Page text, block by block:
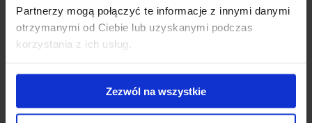
Partnerzy mogą połączyć te informacje z innymi danymi
otrzymanymi od Ciebie lub uzyskanymi podczas
korzystania z ich usług.
Zezwól na wszystkie
Amc Aero to aluminiowy,aerodynamiczny, estetyczny bagażnik
na relingi zintegrowane. Bardzo łatwy w montażu - n...